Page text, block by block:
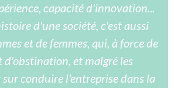
capacité d'innovation...
d'une société, c'est aussi
et de femmes, qui, à force de
d'obstination, et malgré les
conduire l'entreprise dans la